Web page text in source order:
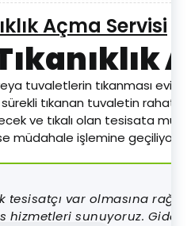
Açma Servisi
tuvaletlerin tıkanması
sürekli tıkanan tuvaletin
ve tıkalı olan tesisata
müdahale işlemine geçiliyor.
tesisatçı var olmasına
hizmetleri sunuyoruz. Gider